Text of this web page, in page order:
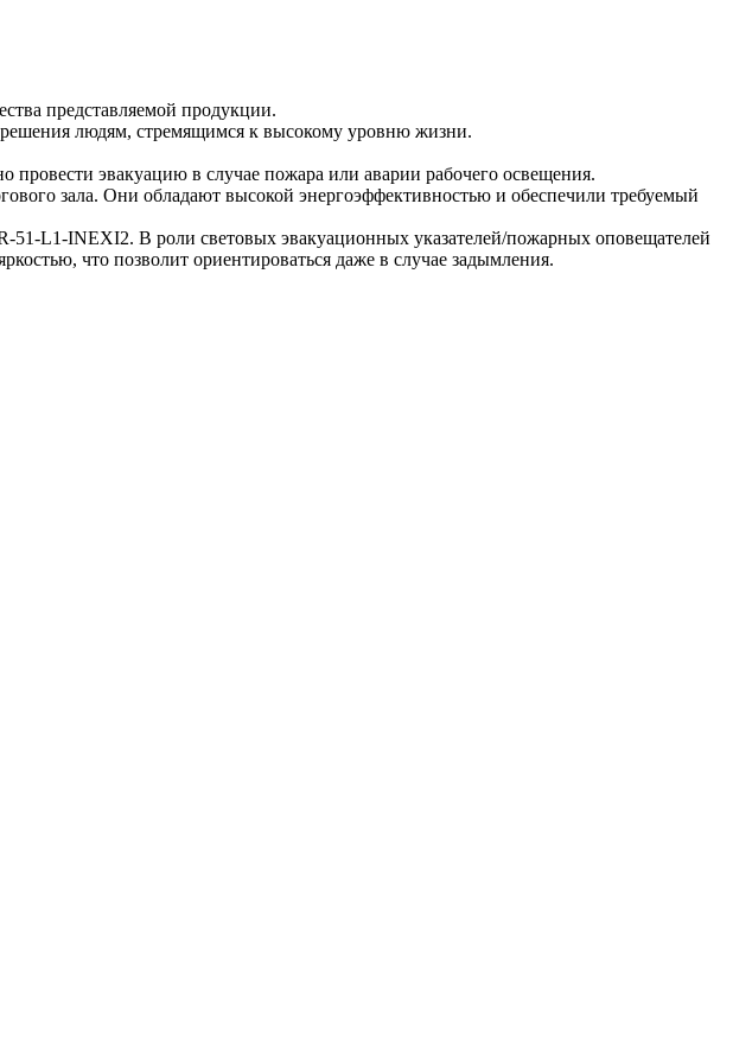
представляемой продукции.
людям, стремящимся к высокому уровню жизни.
эвакуацию в случае пожара или аварии рабочего освещения.
зала. Они обладают высокой энергоэффективностью и обеспечили требуемый
L1-INEXI2. В роли световых эвакуационных указателей/пожарных оповещателей
что позволит ориентироваться даже в случае задымления.